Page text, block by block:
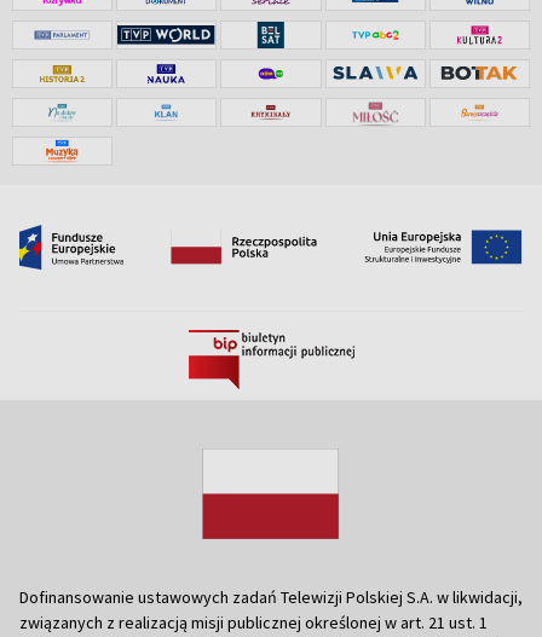
Dofinansowanie ustawowych zadań Telewizji Polskiej S.A. w likwidacji,
związanych z realizacją misji publicznej określonej w art. 21 ust. 1